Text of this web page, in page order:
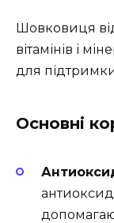
Шовковиця
вітамінів і
для
Основні